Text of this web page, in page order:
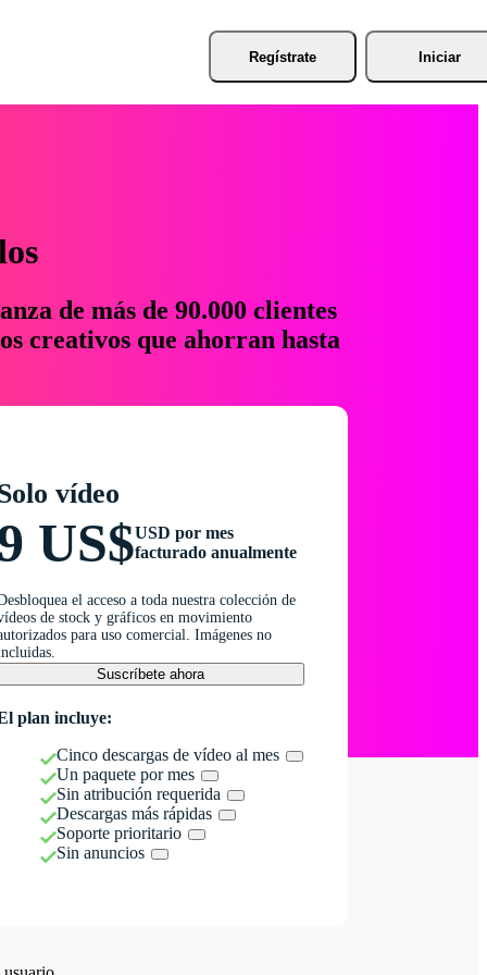
Regístrate Iniciar
de más de 90.000 clientes
creativos que ahorran hasta
vídeo
US$USD por mes
facturado anualmente
el acceso a toda nuestra colección de
de stock y gráficos en movimiento
para uso comercial. Imágenes no
Suscríbete ahora
plan incluye:
Cinco descargas de vídeo al mes
Un paquete por mes
Sin atribución requerida
Descargas más rápidas
Soporte prioritario
Sin anuncios